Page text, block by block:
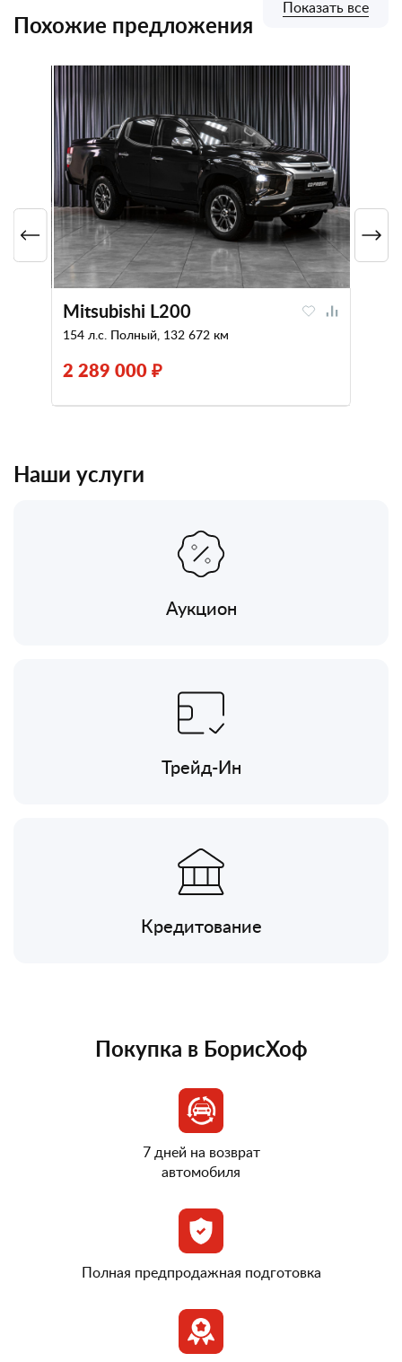
Похожие предложения
Mitsubishi L200
154 л.с. Полный, 132 672 км
2 289 000 ₽
Показать все
Наши услуги
Аукцион
Трейд-Ин
Кредитование
Покупка в БорисХоф
7 дней на возврат
автомобиля
Полная предпродажная подготовка